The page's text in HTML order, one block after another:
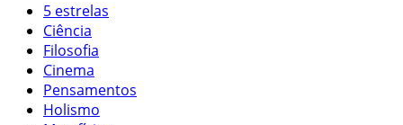
5 estrelas
Ciência
Filosofia
Cinema
Pensamentos
Holismo